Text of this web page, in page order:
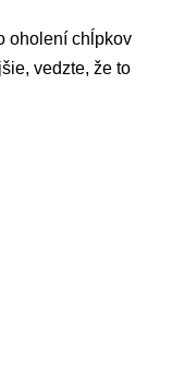
oholení chĺpkov
vedzte, že to